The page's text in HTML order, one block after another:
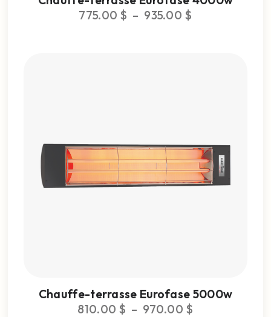
775.00 $ – 935.00 $
Chauffe-terrasse Eurofase 5000w
810.00 $ – 970.00 $